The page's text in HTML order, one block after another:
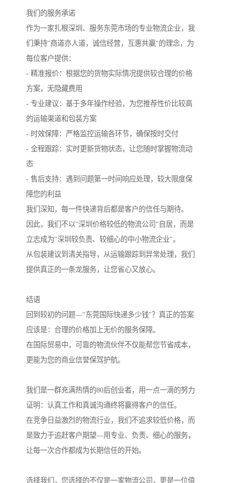
我们的服务承诺
作为一家扎根深圳、服务东莞市场的专业物流企业，我
们秉持"商道亦人道，诚信经营，互惠共赢"的理念，为
每位客户提供：
- 精准报价：根据您的货物实际情况提供较合理的价格
方案，无隐藏费用
- 专业建议：基于多年操作经验，为您推荐性价比较高
的运输渠道和包装方案
- 时效保障：严格监控运输各环节，确保按时交付
- 全程跟踪：实时更新货物状态，让您随时掌握物流动
态
- 售后支持：遇到问题第一时间响应处理，较大限度保
障您的利益
我们深知，每一件快递背后都是客户的信任与期待。
因此，我们不以"深圳价格较低的物流公司"自居，而是
立志成为"深圳较负责、较细心的中小物流企业"。
从包装建议到清关指导，从运输跟踪到异常处理，我们
提供真正的一条龙服务，让您省心又放心。
结语
回到较初的问题—"东莞国际快递多少钱"？真正的答案
应该是：合理的价格加上无价的服务保障。
在国际贸易中，可靠的物流伙伴不仅能帮您节省成本，
更能为您的商业信誉保驾护航。
我们是一群充满热情的80后创业者，用一点一滴的努力
证明：认真工作和真诚沟通终将赢得客户的信任。
在竞争日益激烈的物流行业，我们不追求较低价格，而
是致力于追赶客户期望—用专业、负责、细心的服务，
让每一次合作都成为长期信任的开始。
选择我们，您选择的不仅是一家物流公司，更是一位值